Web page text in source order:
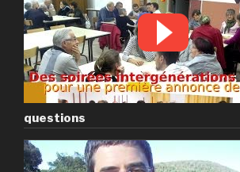
questions